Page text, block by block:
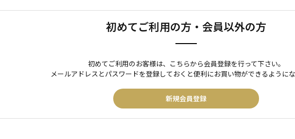
初めてご利用の方・会員以外の方
初めてご利用のお客様は、こちらから会員登録を行って下さい。
メールアドレスとパスワードを登録しておくと便利にお買い物ができるように